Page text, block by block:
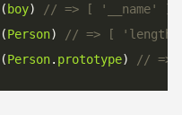
( boy)
(Person)
(Person. prototype)